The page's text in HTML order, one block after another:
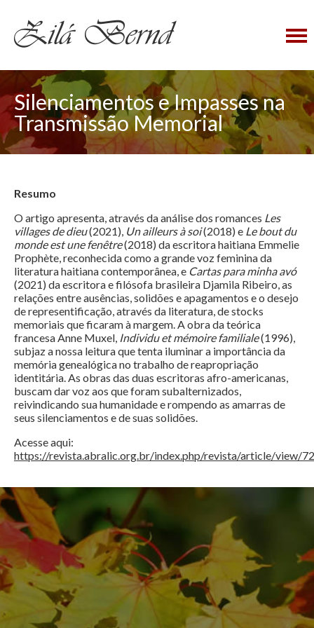
×
Silenciamentos e Impasses na
Transmissão Memorial
Resumo
O artigo apresenta, através da análise dos romances Les
villages de dieu(2021), Un ailleurs à soi(2018) e Le bout du
monde est une fenêtre(2018) da escritora haitiana Emmelie
Prophète, reconhecida como a grande voz feminina da
literatura haitiana contemporânea, e Cartas para minha avó
(2021) da escritora e filósofa brasileira Djamila Ribeiro, as
relações entre ausências, solidões e apagamentos e o desejo
de representificação, através da literatura, de stocks
memoriais que ficaram à margem. A obra da teórica
francesa Anne Muxel, Individu et mémoire familiale(1996),
subjaz a nossa leitura que tenta iluminar a importância da
memória genealógica no trabalho de reapropriação
identitária. As obras das duas escritoras afro-americanas,
buscam dar voz aos que foram subalternizados,
reivindicando sua humanidade e rompendo as amarras de
seus silenciamentos e de suas solidões.
Acesse aqui:
https://revista.abralic.org.br/index.php/revista/article/view/